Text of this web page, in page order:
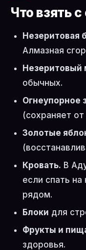
Что взять
Незеритовая
Алмазная
Незеритовый
обычных.
Огнеупорное
(сохраняет
Золотые
Кровать. В
если спать
рядом.
Блоки для
Фрукты и
здоровья.